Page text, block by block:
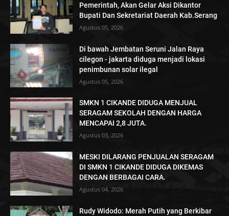
Pemerintah, Akan Gelar Aksi Dikantor
Bupati Dan Sekretariat Daerah Kab.Serang
Agustus 05, 2026
Di bawah Jembatan Seruni Jalan Raya
cilegon - jakarta diduga menjadi lokasi
penimbunan solar ilegal
Agustus 05, 2026
SMKN 1 CIKANDE DIDUGA MENJUAL
SERAGAM SEKOLAH DENGAN HARGA
MENCAPAI 2,8 JUTA.
Agustus 03, 2026
MESKI DILARANG PENJUALAN SERAGAM
DI SMKN 1 CIKANDE DIDUGA DIKEMAS
DENGAN BERBAGAI CARA.
Agustus 04, 2026
Rudy Widodo: Merah Putih yang Berkibar